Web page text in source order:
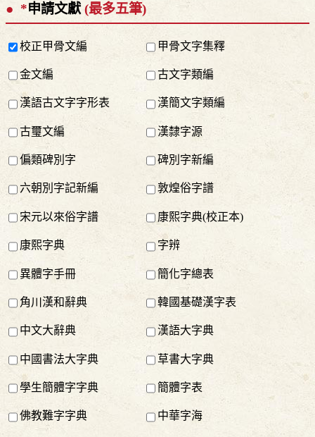
*申請文獻 (最多五筆)
校正甲骨文編 甲骨文字集釋
金文編 古文字類編
漢語古文字字形表 漢簡文字類編
古璽文編 漢隸字源
偏類碑別字 碑別字新編
六朝別字記新編 敦煌俗字譜
宋元以來俗字譜 康熙字典(校正本)
康熙字典 字辨
異體字手冊 簡化字總表
角川漢和辭典 韓國基礎漢字表
中文大辭典 漢語大字典
中國書法大字典 草書大字典
學生簡體字字典 簡體字表
佛教難字字典 中華字海